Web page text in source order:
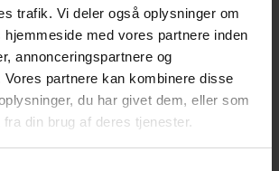
trafik. Vi deler også oplysninger om
hjemmeside med vores partnere inden
annonceringspartnere og
Vores partnere kan kombinere disse
du har givet dem, eller som
din brug af deres tjenester.
og indsats Sort Mat
m/Hjul & Indsats L112 B40 H80